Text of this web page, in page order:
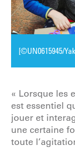
[©UN0615945/
« Lorsque les
est essentiel
jouer et
une certaine
toute